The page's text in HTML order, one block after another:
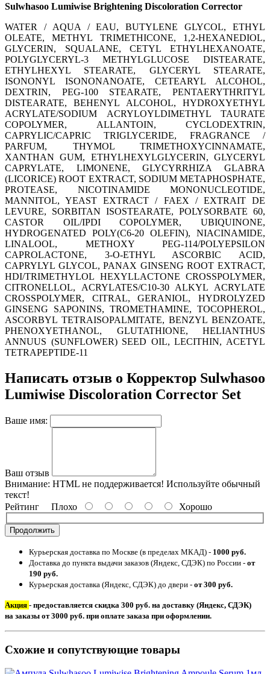
Sulwhasoo Lumiwise Brightening Discoloration Corrector
WATER / AQUA / EAU, BUTYLENE GLYCOL, ETHYL
OLEATE, METHYL TRIMETHICONE, 1 ,2-HEXANEDIOL,
GLYCERIN, SQUALANE, CETYL ETHYLHEXANOATE,
POLYGLYCERYL-3 METHYLGLUCOSE DISTEARATE,
ETHYLHEXYL STEARATE, GLYCERYL STEARATE,
ISONONYL ISONONANOATE, CETEARYL ALCOHOL,
DEXTRIN, PEG-100 STEARATE, PENTAERYTHRITYL
DISTEARATE, BEHENYL ALCOHOL, HYDROXYETHYL
ACRYLATE/SODIUM ACRYLOYLDIMETHYL TAURATE
COPOLYMER, ALLANTOIN, CYCLODEXTRIN,
CAPRYLIC/CAPRIC TRIGLYCERIDE, FRAGRANCE /
PARFUM, THYMOL TRIMETHOXYCINNAMATE,
XANTHAN GUM, ETHYLHEXYLGLYCERIN, GLYCERYL
CAPRYLATE, LIMONENE, GLYCYRRHIZA GLABRA
(LICORICE) ROOT EXTRACT, SODIUM METAPHOSPHATE,
PROTEASE, NICOTINAMIDE MONONUCLEOTIDE,
MANNITOL, YEAST EXTRACT / FAEX / EXTRAIT DE
LEVURE, SORBITAN ISOSTEARATE, POLYSORBATE 60,
CASTOR OIL/IPDI COPOLYMER, UBIQUINONE,
HYDROGENATED POLY(C6-20 OLEFIN), NIACINAMIDE,
LINALOOL, METHOXY PEG-114/POLYEPSILON
CAPROLACTONE, 3-O-ETHYL ASCORBIC ACID,
CAPRYLYL GLYCOL, PANAX GINSENG ROOT EXTRACT,
HDI/TRIMETHYLOL HEXYLLACTONE CROSSPOLYMER,
CITRONELLOL, ACRYLATES/C10-30 ALKYL ACRYLATE
CROSSPOLYMER, CITRAL, GERANIOL, HYDROLYZED
GINSENG SAPONINS, TROMETHAMINE, TOCOPHEROL,
ASCORBYL TETRAISOPALMITATE, BENZYL BENZOATE,
PHENOXYETHANOL, GLUTATHIONE, HELIANTHUS
ANNUUS (SUNFLOWER) SEED OIL, LECITHIN, ACETYL
TETRAPEPTIDE-11
Написать отзыв о Корректор Sulwhasoo
Lumiwise Discoloration Corrector Set
Ваше имя:
Ваш отзыв
Внимание: HTML не поддерживается! Используйте обычный
текст!
Рейтинг Плохо Хорошо
Продолжить
Курьерская доставка по Москве (в пределах МКАД) - 1000 руб.
Доставка до пункта выдачи заказов (Яндекс, СДЭК) по России - от
190 руб.
Курьерская доставка (Яндекс, СДЭК) до двери - от 300 руб.
Акция - предоставляется скидка 300 руб. на доставку (Яндекс, СДЭК)
на заказы от 3000 руб. при оплате заказа при оформлении.
Схожие и сопутствующие товары